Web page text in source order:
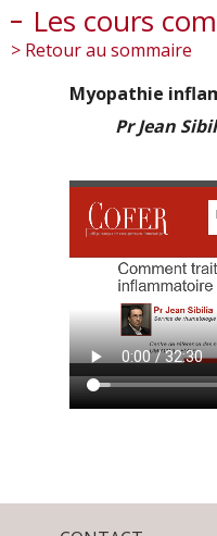
Les cours
> Retour au sommaire
Myopathie
Pr Jean